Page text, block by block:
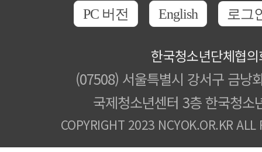
PC 버전 English 로그
한국청소년단체협
(07508) 서울특별시 강서구 금낭
국제청소년센터 3층 한국청소
COPYRIGHT 2023 NCYOK.OR.KR ALL